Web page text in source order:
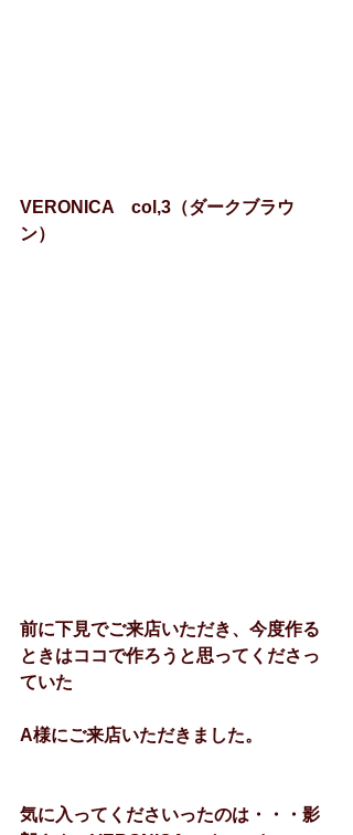
VERONICA　col,3（ダークブラウ
ン）
前に下見でご来店いただき、今度作る
ときはココで作ろうと思ってくださっ
ていた
A様にご来店いただきました。
気に入ってくださいったのは・・・影